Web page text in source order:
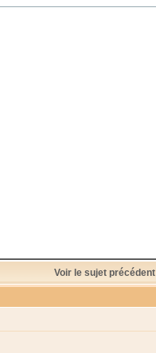
Voir le sujet précédent